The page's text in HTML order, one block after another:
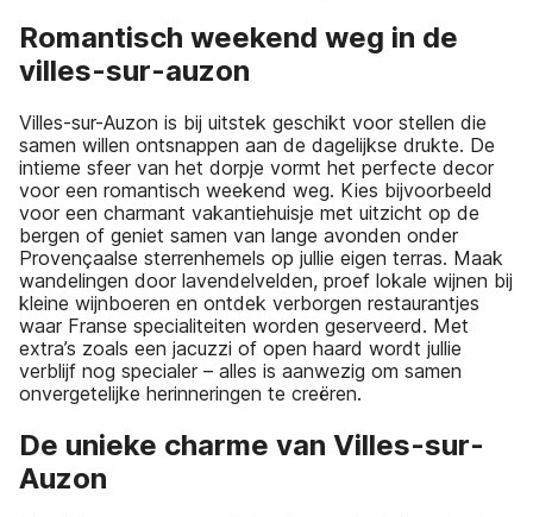
Romantisch weekend weg in de
villes-sur-auzon
Villes-sur-Auzon is bij uitstek geschikt voor stellen die
samen willen ontsnappen aan de dagelijkse drukte. De
intieme sfeer van het dorpje vormt het perfecte decor
voor een romantisch weekend weg. Kies bijvoorbeeld
voor een charmant vakantiehuisje met uitzicht op de
bergen of geniet samen van lange avonden onder
Provençaalse sterrenhemels op jullie eigen terras. Maak
wandelingen door lavendelvelden, proef lokale wijnen bij
kleine wijnboeren en ontdek verborgen restaurantjes
waar Franse specialiteiten worden geserveerd. Met
extra’s zoals een jacuzzi of open haard wordt jullie
verblijf nog specialer – alles is aanwezig om samen
onvergetelijke herinneringen te creëren.
De unieke charme van Villes-sur-
Auzon